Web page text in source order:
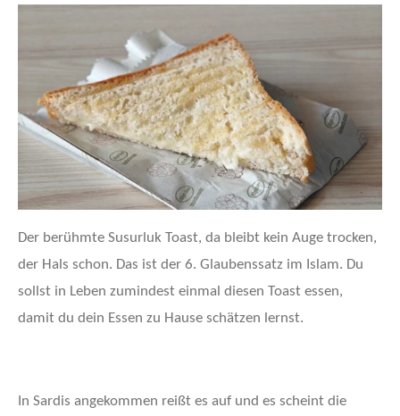
Der berühmte Susurluk Toast, da bleibt kein Auge trocken,
der Hals schon. Das ist der 6. Glaubenssatz im Islam. Du
sollst in Leben zumindest einmal diesen Toast essen,
damit du dein Essen zu Hause schätzen lernst.
In Sardis angekommen reißt es auf und es scheint die